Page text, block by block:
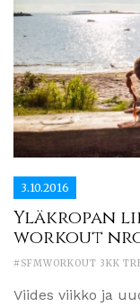
3.10.2016
Yläkropan
workout
#SFMWORKOUT 3KK
Viides viikko ja